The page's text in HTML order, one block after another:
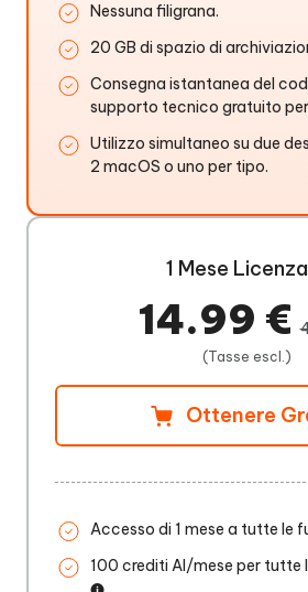
1 Mese Licenza
14.99 €
(Tasse escl.)
Ottenere
Accesso di 1 mese a tutte le
100 crediti AI/mese per tutte
Nessuna filigrana.
20 GB di spazio di
Consegna istantanea del
supporto tecnico gratuito per
Utilizzo simultaneo su due
2 macOS o uno per tipo.